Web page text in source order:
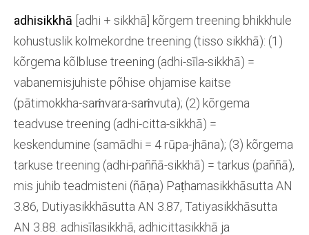
adhisikkhā [adhi + sikkhā] kõrgem treening bhikkhule
kohustuslik kolmekordne treening (tisso sikkhā): (1)
kõrgema kõlbluse treening (adhi-sīla-sikkhā) =
vabanemisjuhiste põhise ohjamise kaitse
(pātimokkha-saṁvara-saṁvuta); (2) kõrgema
teadvuse treening (adhi-citta-sikkhā) =
keskendumine (samādhi = 4 rūpa-jhāna); (3) kõrgema
tarkuse treening (adhi-paññā-sikkhā) = tarkus (paññā),
mis juhib teadmisteni (ñāṇa) Paṭhamasikkhāsutta AN
3.86, Dutiyasikkhāsutta AN 3.87, Tatiyasikkhāsutta
AN 3.88. adhisīlasikkhā, adhicittasikkhā ja